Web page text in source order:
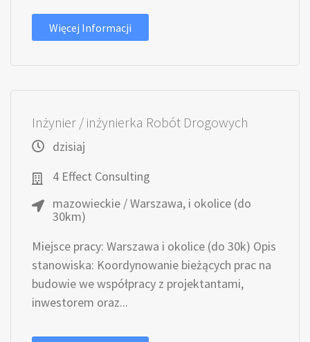
Więcej Informacji
Inżynier / inżynierka Robót Drogowych
dzisiaj
4 Effect Consulting
mazowieckie / Warszawa, i okolice (do
30km)
Miejsce pracy: Warszawa i okolice (do 30k) Opis
stanowiska: Koordynowanie bieżących prac na
budowie we współpracy z projektantami,
inwestorem oraz...